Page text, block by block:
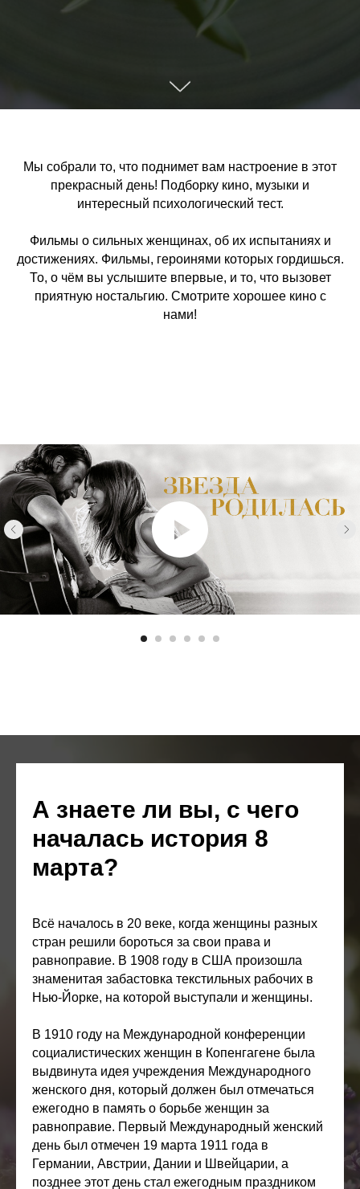
Мы собрали то, что поднимет вам настроение в этот
прекрасный день! Подборку кино, музыки и
интересный психологический тест.
Фильмы о сильных женщинах, об их испытаниях и
достижениях. Фильмы, героинями которых гордишься.
То, о чём вы услышите впервые, и то, что вызовет
приятную ностальгию. Смотрите хорошее кино с
нами!
А знаете ли вы, с чего
началась история 8
марта?
Всё началось в 20 веке, когда женщины разных
стран решили бороться за свои права и
равноправие. В 1908 году в США произошла
знаменитая забастовка текстильных рабочих в
Нью-Йорке, на которой выступали и женщины.
В 1910 году на Международной конференции
социалистических женщин в Копенгагене была
выдвинута идея учреждения Международного
женского дня, который должен был отмечаться
ежегодно в память о борьбе женщин за
равноправие. Первый Международный женский
день был отмечен 19 марта 1911 года в
Германии, Австрии, Дании и Швейцарии, а
позднее этот день стал ежегодным праздником